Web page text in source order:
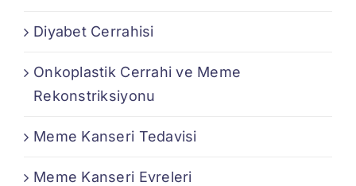
Diyabet Cerrahisi
Onkoplastik Cerrahi ve Meme
Rekonstriksiyonu
Meme Kanseri Tedavisi
Meme Kanseri Evreleri